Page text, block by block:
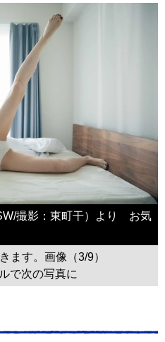
撮影：東町干）より お気
ます。画像（3/9）
で次の写真に